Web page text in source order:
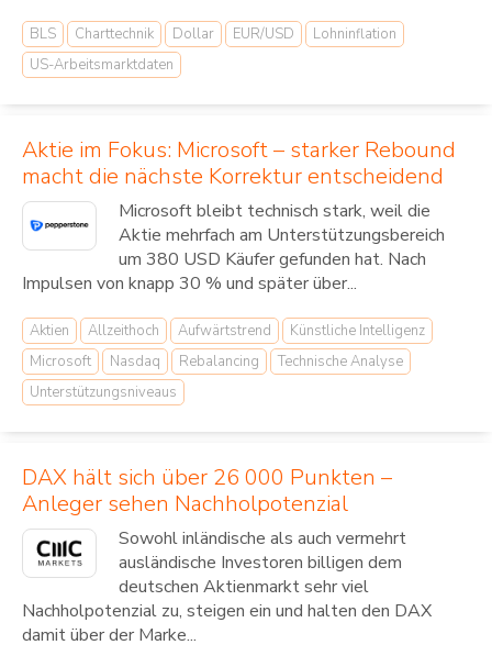
BLS Charttechnik Dollar EUR/USD
Lohninflation
US-Arbeitsmarktdaten
Aktie im Fokus: Microsoft – starker Rebound
macht die nächste Korrektur entscheidend
Microsoft bleibt technisch stark, weil die
Aktie mehrfach am Unterstützungsbereich
um 380 USD Käufer gefunden hat. Nach
Impulsen von knapp 30 % und später über...
Aktien Allzeithoch Aufwärtstrend
Künstliche Intelligenz
Microsoft
Nasdaq Rebalancing
Technische Analyse
Unterstützungsniveaus
DAX hält sich über 26 000 Punkten –
Anleger sehen Nachholpotenzial
Sowohl inländische als auch vermehrt
ausländische Investoren billigen dem
deutschen Aktienmarkt sehr viel
Nachholpotenzial zu, steigen ein und halten den DAX
damit über der Marke...